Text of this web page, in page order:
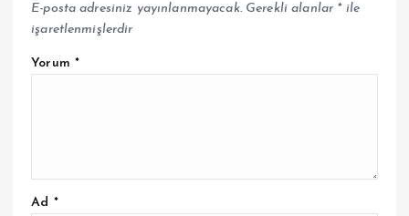
E-posta adresiniz yayınlanmayacak. Gerekli alanlar *ile
işaretlenmişlerdir
Yorum *
Ad *